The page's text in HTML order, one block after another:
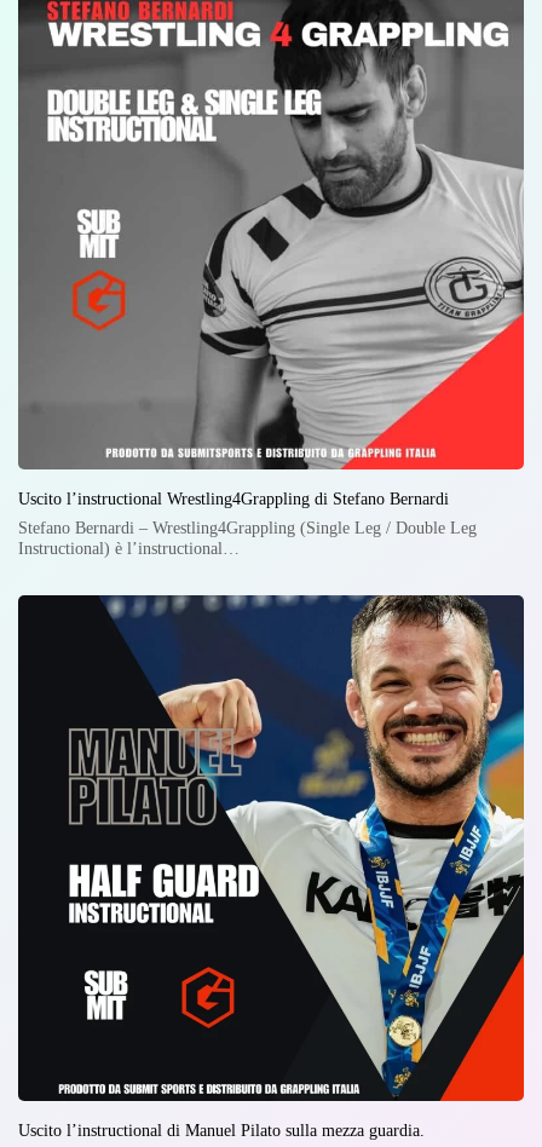
Uscito l’instructional Wrestling4Grappling di Stefano Bernardi
Stefano Bernardi – Wrestling4Grappling (Single Leg / Double Leg
Instructional) è l’instructional…
Uscito l’instructional di Manuel Pilato sulla mezza guardia.